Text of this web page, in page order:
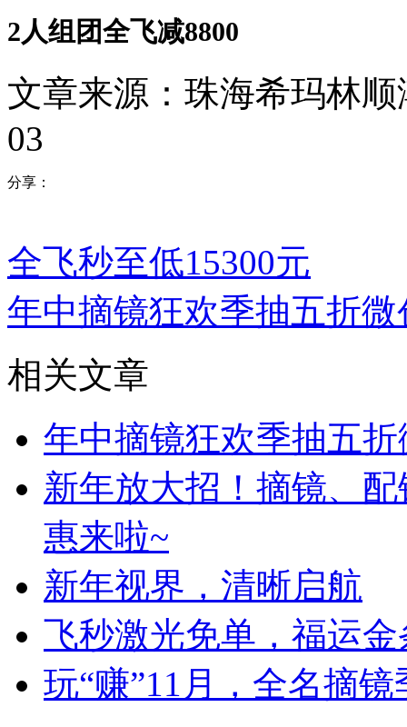
2人组团全飞减8800
文章来源：珠海希玛林
03
分享：
全飞秒至低15300元
年中摘镜狂欢季抽五折
相关文章
年中摘镜狂欢季抽五
新年放大招！摘镜、
惠来啦~
新年视界，清晰启航
飞秒激光免单，福运
玩“赚”11月，全名摘镜